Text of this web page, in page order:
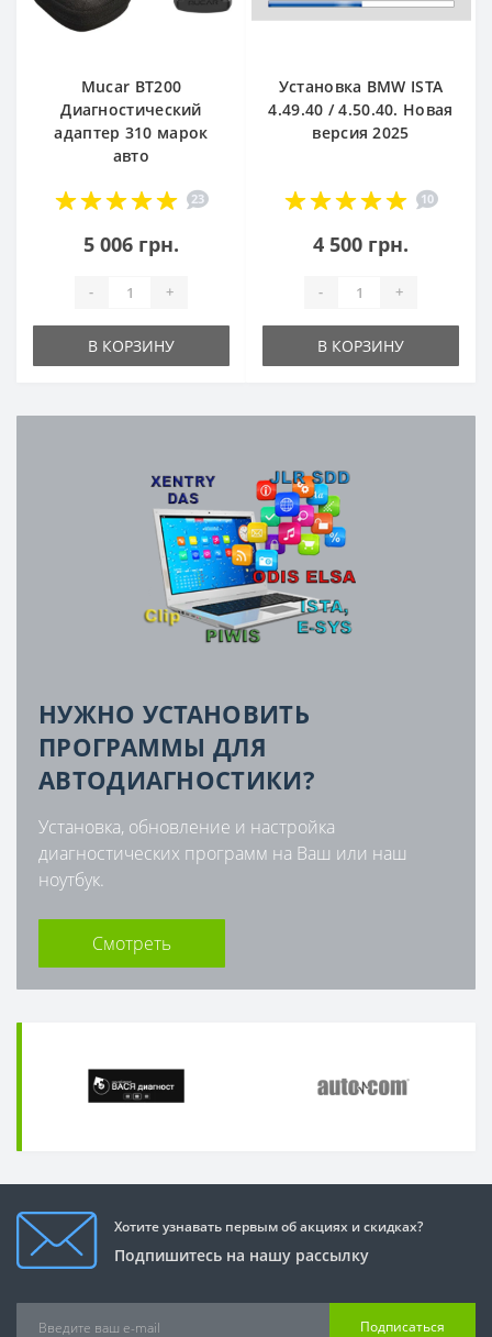
Mucar BT200
Диагностический
адаптер 310 марок
авто
23
5 006 грн.
- +
В КОРЗИНУ
Установка BMW ISTA
4.49.40 / 4.50.40. Новая
версия 2025
10
4 500 грн.
- +
В КОРЗИНУ
НУЖНО УСТАНОВИТЬ
ПРОГРАММЫ ДЛЯ
АВТОДИАГНОСТИКИ?
Установка, обновление и настройка
диагностических программ на Ваш или наш
ноутбук.
Смотреть
Хотите узнавать первым об акциях и скидках?
Подпишитесь на нашу рассылку
Подписаться